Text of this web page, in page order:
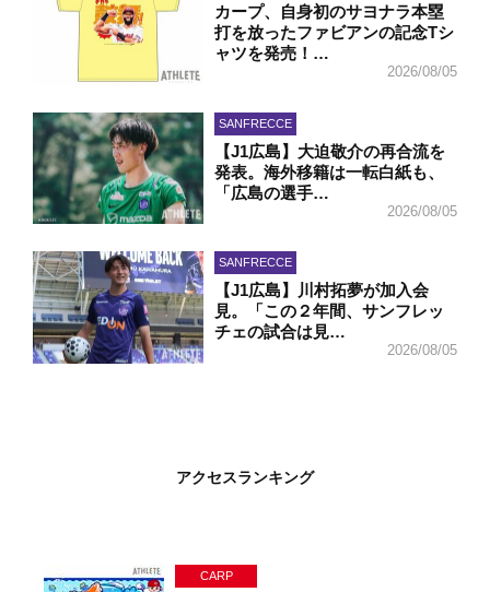
カープ、自身初のサヨナラ本塁
打を放ったファビアンの記念Tシ
ャツを発売！…
2026/08/05
SANFRECCE
【J1広島】大迫敬介の再合流を
発表。海外移籍は一転白紙も、
「広島の選手…
2026/08/05
SANFRECCE
【J1広島】川村拓夢が加入会
見。「この２年間、サンフレッ
チェの試合は見…
2026/08/05
アクセスランキング
CARP